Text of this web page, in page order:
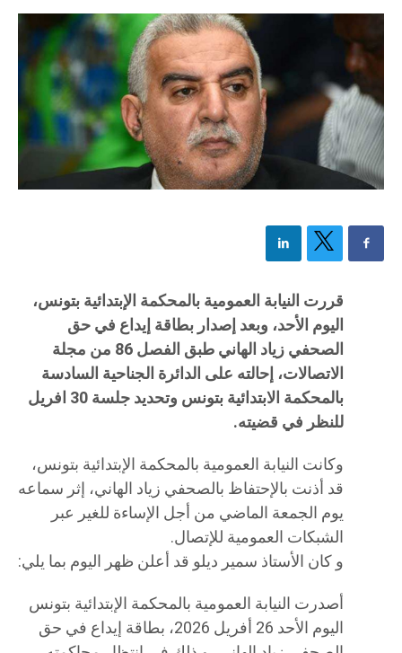
قررت النيابة العمومية بالمحكمة الإبتدائية بتونس،
اليوم الأحد، وبعد إصدار بطاقة إيداع في حق
الصحفي زياد الهاني طبق الفصل 86 من مجلة
الاتصالات، إحالته على الدائرة الجناحية السادسة
بالمحكمة الابتدائية بتونس وتحديد جلسة 30 افريل
للنظر في قضيته.
وكانت النيابة العمومية بالمحكمة الإبتدائية بتونس،
قد أذنت بالإحتفاظ بالصحفي زياد الهاني، إثر سماعه
يوم الجمعة الماضي من أجل الإساءة للغير عبر
الشبكات العمومية للإتصال.
و كان الأستاذ سمير ديلو قد أعلن ظهر اليوم بما يلي:
أصدرت النيابة العمومية بالمحكمة الإبتدائية بتونس
اليوم الأحد 26 أفريل 2026، بطاقة إيداع في حق